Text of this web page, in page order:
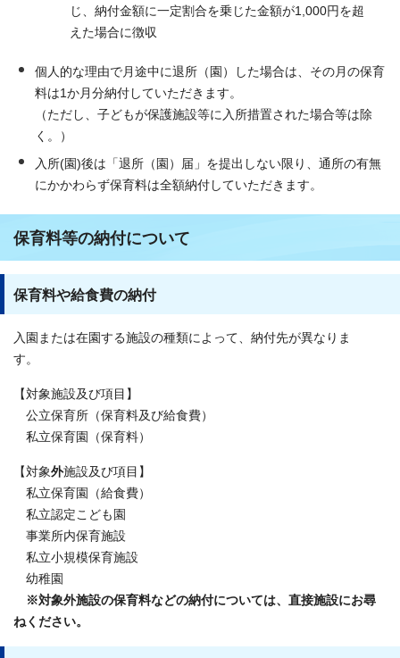
じ、納付金額に一定割合を乗じた金額が1,000円を超
えた場合に徴収
個人的な理由で月途中に退所（園）した場合は、その月の保育
料は1か月分納付していただきます。
（ただし、子どもが保護施設等に入所措置された場合等は除
く。）
入所(園)後は「退所（園）届」を提出しない限り、通所の有無
にかかわらず保育料は全額納付していただきます。
保育料等の納付について
保育料や給食費の納付
入園または在園する施設の種類によって、納付先が異なりま
す。
【対象施設及び項目】
公立保育所（保育料及び給食費）
私立保育園（保育料）
【対象外施設及び項目】
私立保育園（給食費）
私立認定こども園
事業所内保育施設
私立小規模保育施設
幼稚園
※対象外施設の保育料などの納付については、直接施設にお尋
ねください。